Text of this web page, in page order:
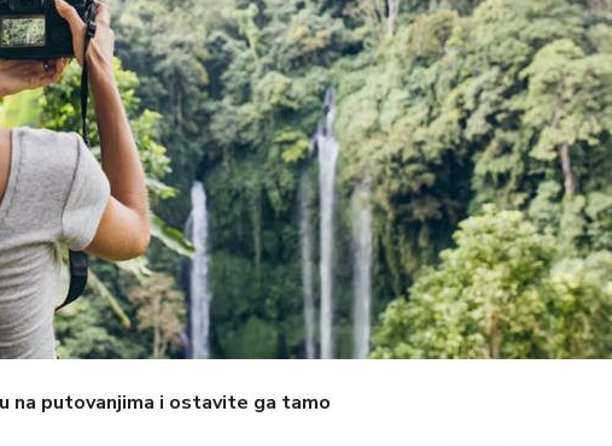
na putovanjima i ostavite ga tamo